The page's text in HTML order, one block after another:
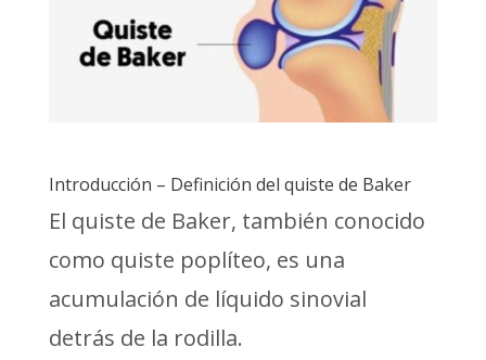
Introducción – Definición del quiste de Baker
El quiste de Baker, también conocido
como quiste poplíteo, es una
acumulación de líquido sinovial
detrás de la rodilla.